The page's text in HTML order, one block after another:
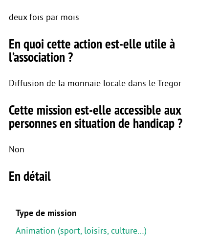
deux fois par mois
En quoi cette action est-elle utile à
l’association ?
Diffusion de la monnaie locale dans le Tregor
Cette mission est-elle accessible aux
personnes en situation de handicap ?
Non
En détail
Type de mission
Animation (sport, loisirs, culture…)